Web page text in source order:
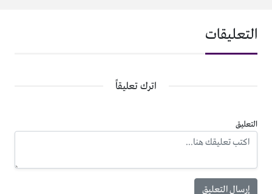
التعليقات
اترك تعليقاً
التعليق